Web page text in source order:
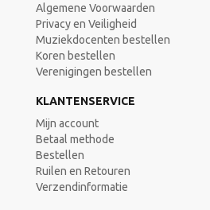
Algemene Voorwaarden
Privacy en Veiligheid
Muziekdocenten bestellen
Koren bestellen
Verenigingen bestellen
KLANTENSERVICE
Mijn account
Betaal methode
Bestellen
Ruilen en Retouren
Verzendinformatie